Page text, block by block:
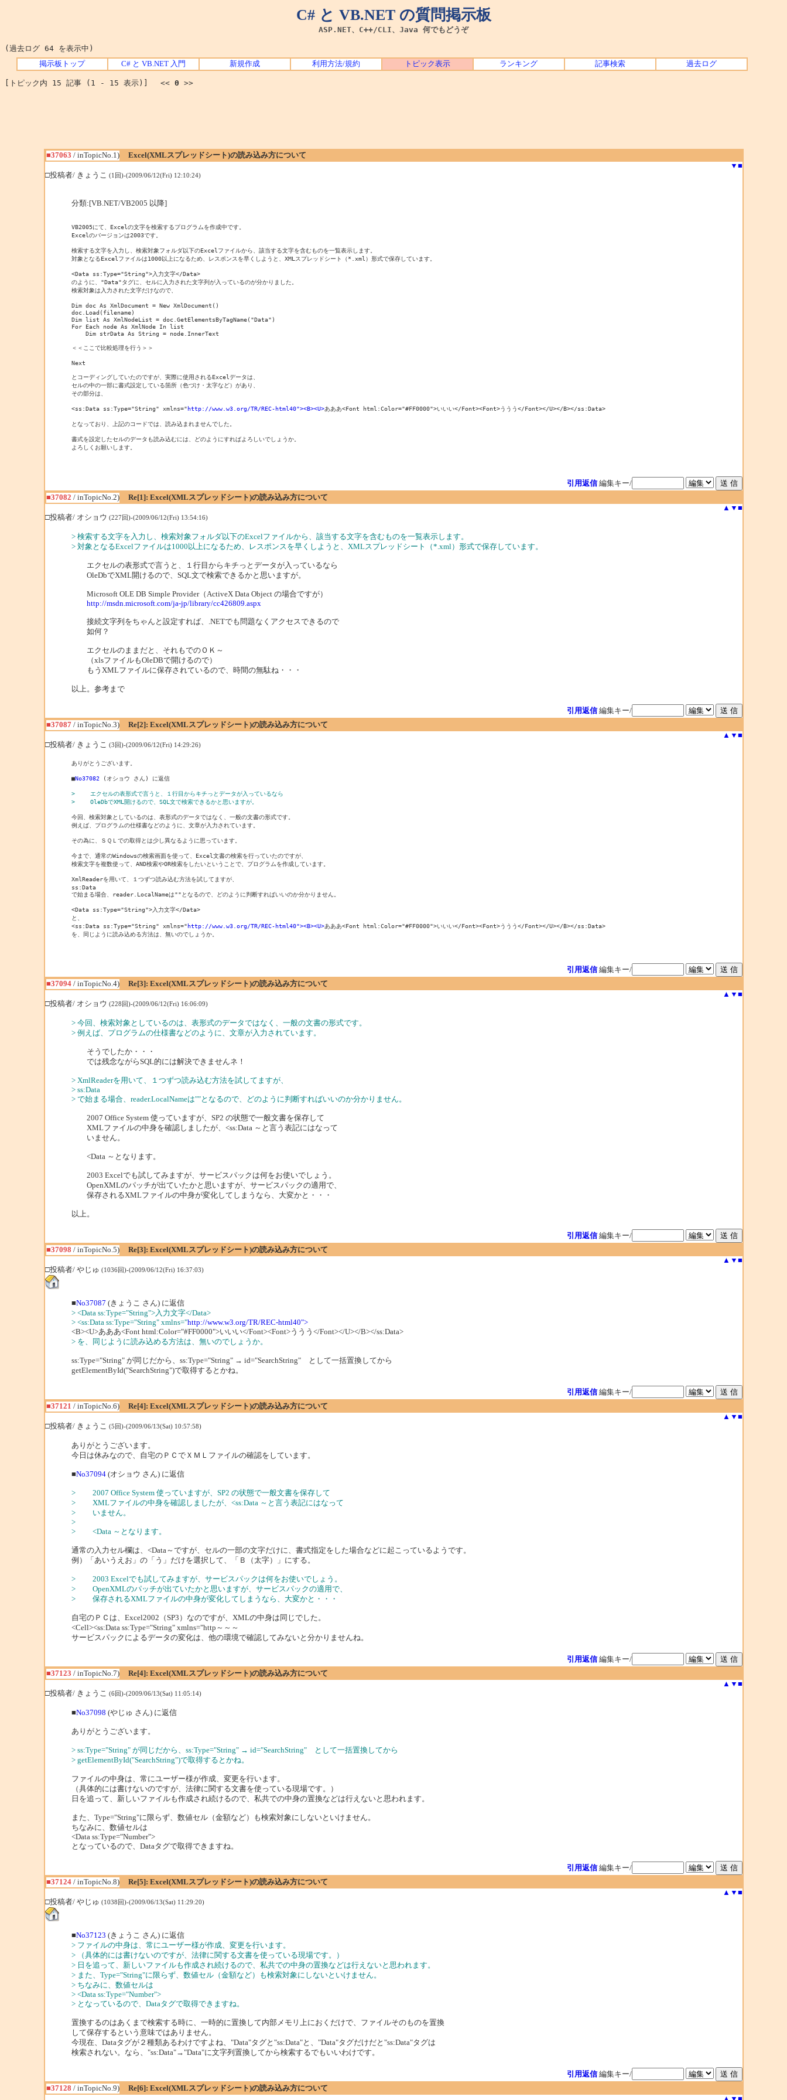
C# と VB.NET の質問掲示板
ASP.NET、C++/CLI、Java 何でもどうぞ
(過去ログ 64 を表示中)
掲示板トップ C# と VB.NET 入門 新規作成 利用方法/規約 トピック表示 ランキング 記事検索 過去ログ
[トピック内 15 記事 (1 - 15 表示)] << 0 >>
■37063 / inTopicNo.1)
Excel(XMLスプレッドシート)の読み込み方について
▼ ■
□投稿者/ きょうこ (1回)-(2009/06/12(Fri) 12:10:24)
分類:[VB.NET/VB2005 以降]
VB2005にて、Excelの文字を検索するプログラムを作成中です。
Excelのバージョンは2003です。
検索する文字を入力し、検索対象フォルダ以下のExcelファイルから、該当する文字を含むものを一覧表示します。
対象となるExcelファイルは1000以上になるため、レスポンスを早くしようと、XMLスプレッドシート（*.xml）形式で保存しています。
<Data ss:Type="String">入力文字</Data>
のように、"Data"タグに、セルに入力された文字列が入っているのが分かりました。
検索対象は入力された文字だけなので、
Dim doc As XmlDocument = New XmlDocument()
doc.Load(filename)
Dim list As XmlNodeList = doc.GetElementsByTagName("Data")
For Each node As XmlNode In list
    Dim strData As String = node.InnerText
＜＜ここで比較処理を行う＞＞
Next
とコーディングしていたのですが、実際に使用されるExcelデータは、
セルの中の一部に書式設定している箇所（色づけ・太字など）があり、
その部分は、
<ss:Data ss:Type="String" xmlns="http://www.w3.org/TR/REC-html40"><B><U>あああ<Font html:Color="#FF0000">いいい</Font><Font>ううう</Font></U></B></ss:Data>
となっており、上記のコードでは、読み込まれませんでした。
書式を設定したセルのデータも読み込むには、どのようにすればよろしいでしょうか。
よろしくお願いします。
引用返信 編集キー/
■37082 / inTopicNo.2)
Re[1]: Excel(XMLスプレッドシート)の読み込み方について
▲ ▼ ■
□投稿者/ オショウ (227回)-(2009/06/12(Fri) 13:54:16)
> 検索する文字を入力し、検索対象フォルダ以下のExcelファイルから、該当する文字を含むものを一覧表示します。
> 対象となるExcelファイルは1000以上になるため、レスポンスを早くしようと、XMLスプレッドシート（*.xml）形式で保存しています。
エクセルの表形式で言うと、１行目からキチっとデータが入っているなら
OleDbでXML開けるので、SQL文で検索できるかと思いますが。
Microsoft OLE DB Simple Provider（ActiveX Data Object の場合ですが）
http://msdn.microsoft.com/ja-jp/library/cc426809.aspx
接続文字列をちゃんと設定すれば、.NETでも問題なくアクセスできるので
如何？
エクセルのままだと、それもでのＯＫ～
（xlsファイルもOleDBで開けるので）
もうXMLファイルに保存されているので、時間の無駄ね・・・
以上。参考まで
引用返信 編集キー/
■37087/ inTopicNo.3)
Re[2]: Excel(XMLスプレッドシート)の読み込み方について
▲ ▼ ■
□投稿者/ きょうこ (3回)-(2009/06/12(Fri) 14:29:26)
ありがとうございます。
■No37082 (オショウ さん) に返信
> 　　エクセルの表形式で言うと、１行目からキチっとデータが入っているなら
> 　　OleDbでXML開けるので、SQL文で検索できるかと思いますが。
今回、検索対象としているのは、表形式のデータではなく、一般の文書の形式です。
例えば、プログラムの仕様書などのように、文章が入力されています。
その為に、ＳＱＬでの取得とは少し異なるように思っています。
今まで、通常のWindowsの検索画面を使って、Excel文書の検索を行っていたのですが、
検索文字を複数使って、AND検索やOR検索をしたいということで、プログラムを作成しています。
XmlReaderを用いて、１つずつ読み込む方法を試してますが、
ss:Data
で始まる場合、reader.LocalNameは""となるので、どのように判断すればいいのか分かりません。
<Data ss:Type="String">入力文字</Data>
と、
<ss:Data ss:Type="String" xmlns="http://www.w3.org/TR/REC-html40"><B><U>あああ<Font html:Color="#FF0000">いいい</Font><Font>ううう</Font></U></B></ss:Data>
引用返信 編集キー/
■37094/ inTopicNo.4)
Re[3]: Excel(XMLスプレッドシート)の読み込み方について
▲ ▼ ■
□投稿者/ オショウ (228回)-(2009/06/12(Fri) 16:06:09)
> 今回、検索対象としているのは、表形式のデータではなく、一般の文書の形式です。
> 例えば、プログラムの仕様書などのように、文章が入力されています。
そうでしたか・・・
では残念ながらSQL的には解決できませんネ！
> XmlReaderを用いて、１つずつ読み込む方法を試してますが、
> ss:Data
> で始まる場合、reader.LocalNameは""となるので、どのように判断すればいいのか分かりません。
2007 Office System 使っていますが、SP2 の状態で一般文書を保存して
XMLファイルの中身を確認しましたが、<ss:Data ～と言う表記にはなって
いません。
<Data ～となります。
2003 Excelでも試してみますが、サービスパックは何をお使いでしょう。
OpenXMLのパッチが出ていたかと思いますが、サービスパックの適用で、
保存されるXMLファイルの中身が変化してしまうなら、大変かと・・・
以上。
引用返信 編集キー/
■37098 / inTopicNo.5)
Re[3]: Excel(XMLスプレッドシート)の読み込み方について
▲ ▼ ■
□投稿者/ やじゅ (1036回)-(2009/06/12(Fri) 16:37:03)
■No37087 (きょうこ さん) に返信
> <Data ss:Type="String">入力文字</Data>
> <ss:Data ss:Type="String" xmlns="http://www.w3.org/TR/REC-html40">
<B><U>あああ<Font html:Color="#FF0000">いいい</Font><Font>ううう</Font></U></B></ss:Data>
> を、同じように読み込める方法は、無いのでしょうか。
ss:Type="String" が同じだから、ss:Type="String" → id="SearchString" として一括置換してから
getElementById("SearchString")で取得するとかね。
引用返信 編集キー/
■37121 / inTopicNo.6)
Re[4]: Excel(XMLスプレッドシート)の読み込み方について
▲ ▼ ■
□投稿者/ きょうこ (5回)-(2009/06/13(Sat) 10:57:58)
ありがとうございます。
今日は休みなので、自宅のＰＣでＸＭＬファイルの確認をしています。
■No37094(オショウ さん) に返信
> 2007 Office System 使っていますが、SP2 の状態で一般文書を保存して
> XMLファイルの中身を確認しましたが、<ss:Data ～と言う表記にはなって
> いません。
>
> <Data ～となります。
通常の入力セル欄は、<Data～ですが、セルの一部の文字だけに、書式指定をした場合などに起こっているようです。
例）「あいうえお」の「う」だけを選択して、「Ｂ（太字）」にする。
> 2003 Excelでも試してみますが、サービスパックは何をお使いでしょう。
> OpenXMLのパッチが出ていたかと思いますが、サービスパックの適用で、
> 保存されるXMLファイルの中身が変化してしまうなら、大変かと・・・
自宅のＰＣは、Excel2002（SP3）なのですが、XMLの中身は同じでした。
<Cell><ss:Data ss:Type="String" xmlns="http～～～
サービスパックによるデータの変化は、他の環境で確認してみないと分かりませんね。
引用返信 編集キー/
■37123 / inTopicNo.7)
Re[4]: Excel(XMLスプレッドシート)の読み込み方について
▲ ▼ ■
□投稿者/ きょうこ (6回)-(2009/06/13(Sat) 11:05:14)
■No37098 (やじゅ さん) に返信
ありがとうございます。
> ss:Type="String" が同じだから、ss:Type="String" → id="SearchString" として一括置換してから
> getElementById("SearchString")で取得するとかね。
ファイルの中身は、常にユーザー様が作成、変更を行います。
（具体的には書けないのですが、法律に関する文書を使っている現場です。）
日を追って、新しいファイルも作成され続けるので、私共での中身の置換などは行えないと思われます。
また、Type="String"に限らず、数値セル（金額など）も検索対象にしないといけません。
ちなみに、数値セルは
<Data ss:Type="Number">
となっているので、Dataタグで取得できますね。
引用返信 編集キー/
■37124/ inTopicNo.8)
Re[5]: Excel(XMLスプレッドシート)の読み込み方について
▲ ▼ ■
□投稿者/ やじゅ (1038回)-(2009/06/13(Sat) 11:29:20)
■No37123 (きょうこ さん) に返信
> ファイルの中身は、常にユーザー様が作成、変更を行います。
> （具体的には書けないのですが、法律に関する文書を使っている現場です。）
> 日を追って、新しいファイルも作成され続けるので、私共での中身の置換などは行えないと思われます。
> また、Type="String"に限らず、数値セル（金額など）も検索対象にしないといけません。
> ちなみに、数値セルは
> <Data ss:Type="Number">
> となっているので、Dataタグで取得できますね。
置換するのはあくまで検索する時に、一時的に置換して内部メモリ上におくだけで、ファイルそのものを置換
して保存するという意味ではありません。
今現在、Dataタグが２種類あるわけですよね、"Data"タグと"ss:Data"と、"Data"タグだけだと"ss:Data"タグは
検索されない。なら、"ss:Data"→"Data"に文字列置換してから検索するでもいいわけです。
引用返信 編集キー/
■37128 / inTopicNo.9)
Re[6]: Excel(XMLスプレッドシート)の読み込み方について